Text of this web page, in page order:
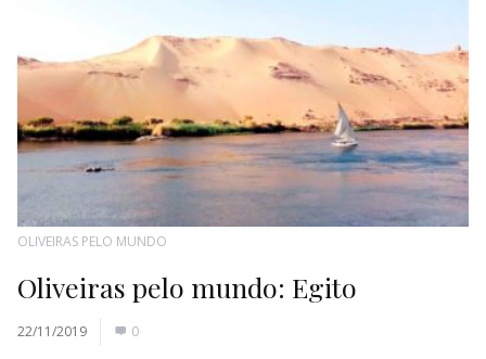
OLIVEIRAS PELO MUNDO
Oliveiras pelo mundo: Egito
22/11/2019 0